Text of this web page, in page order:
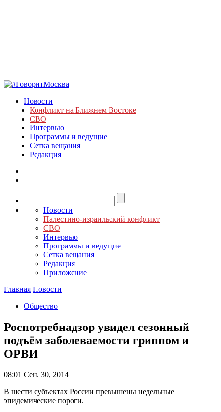
Новости
Конфликт на Ближнем Востоке
СВО
Интервью
Программы и ведущие
Сетка вещания
Редакция
Новости
Палестино-израильский конфликт
СВО
Интервью
Программы и ведущие
Сетка вещания
Редакция
Приложение
Главная Новости
Общество
Роспотребнадзор увидел сезонный
подъём заболеваемости гриппом и
ОРВИ
08:01 Сен. 30, 2014
В шести субъектах России превышены недельные
эпидемические пороги.